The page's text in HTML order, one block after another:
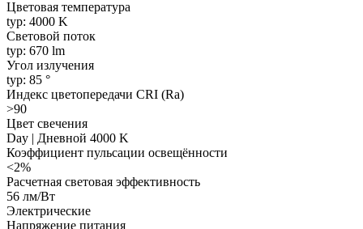
Цветовая температура
typ: 4000 K
Световой поток
typ: 670 lm
Угол излучения
typ: 85 °
Индекс цветопередачи CRI (Ra)
>90
Цвет свечения
Day | Дневной 4000 K
Коэффициент пульсации освещённости
<2%
Расчетная световая эффективность
56 лм/Вт
Электрические
Напряжение питания